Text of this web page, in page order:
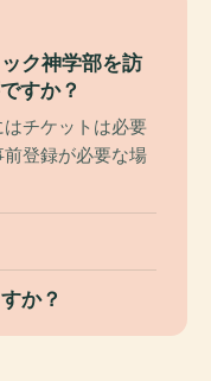
ク神学部を訪
すか？
チケットは必要
登録が必要な場
か？